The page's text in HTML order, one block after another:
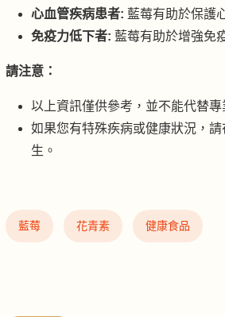
心血管疾病患者: 藍莓有助於保護
免疫力低下者: 藍莓有助於增強免
請注意：
以上資訊僅供參考，並不能代替專
如果您有特殊疾病或健康狀況，
生。
藍莓 花青素 健康食品